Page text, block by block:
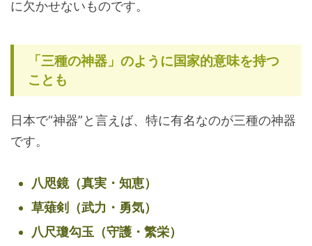
に欠かせないものです。
「三種の神器」のように国家的意味を持つ
ことも
日本で“神器”と言えば、特に有名なのが三種の神器
です。
八咫鏡（真実・知恵）
草薙剣（武力・勇気）
八尺瓊勾玉（守護・繁栄）